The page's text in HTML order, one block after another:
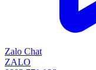
Zalo Chat
ZALO